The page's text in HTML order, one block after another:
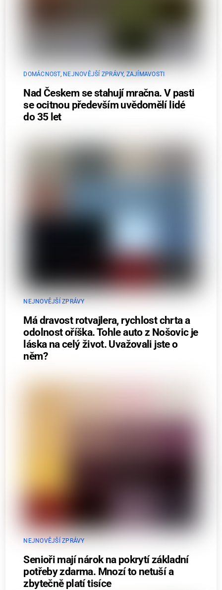
DOMÁCNOST, NEJNOVĚJŠÍ ZPRÁVY, ZAJÍMAVOSTI
Nad Českem se stahují mračna. V pasti
se ocitnou především uvědomělí lidé
do 35 let
NEJNOVĚJŠÍ ZPRÁVY
Má dravost rotvajlera, rychlost chrta a
odolnost oříška. Tohle auto z Nošovic je
láska na celý život. Uvažovali jste o
něm?
NEJNOVĚJŠÍ ZPRÁVY
Senioři mají nárok na pokrytí základní
potřeby zdarma. Mnozí to netuší a
zbytečně platí tisíce